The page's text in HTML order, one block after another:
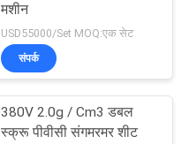
मशीन
USD55000/Set MOQ:एक सेट
संपर्क
380V 2.0g / Cm3 डबल
स्क्रू पीवीसी संगमरमर शीट